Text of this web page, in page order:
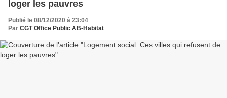
loger les pauvres
Publié le 08/12/2020 à 23:04
Par CGT Office Public AB-Habitat